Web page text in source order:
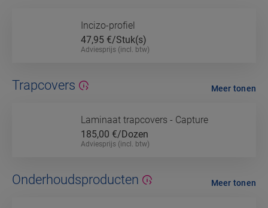
Incizo-profiel
47,95 €/Stuk(s)
Adviesprijs (incl. btw)
Trapcovers
Laminaat trapcovers - Capture
185,00 €/Dozen
Adviesprijs (incl. btw)
Meer tonen
Onderhoudsproducten Meer tonen